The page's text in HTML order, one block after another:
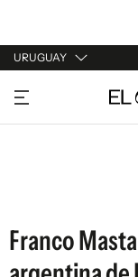
URUGUAY
URUGUAY
ARGENTINA
Franco